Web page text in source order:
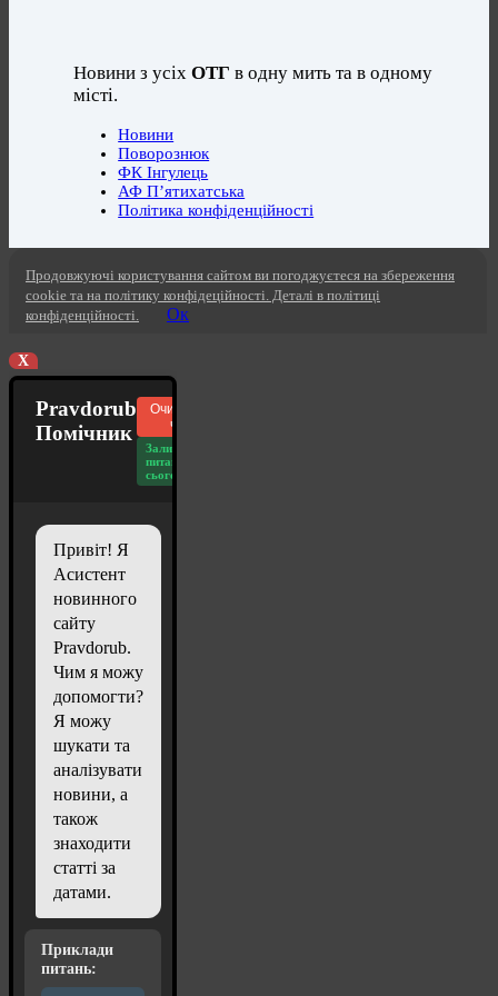
Новини з усіхОТГ в одну мить та в одному
місті.
Новини
Поворознюк
ФК Інгулець
АФ П’ятихатська
Політика конфіденційності
Продовжуючі користування сайтом ви погоджуєтеся на збереження
cookie та на політику конфідеційності. Деталі в політиці
конфіденційності.
Ок
X
Pravdorub
Помічник
Очистити
чат
Залишилось
питань
сьогодні: 20
Привіт! Я
Асистент
новинного
сайту
Pravdorub.
Чим я можу
допомогти?
Я можу
шукати та
аналізувати
новини, а
також
знаходити
статті за
датами.
Приклади
питань: